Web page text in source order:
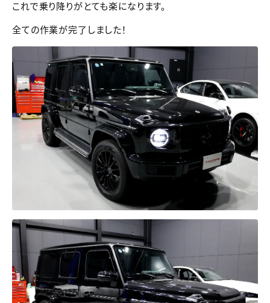
これで乗り降りがとても楽になります。
全ての作業が完了しました！